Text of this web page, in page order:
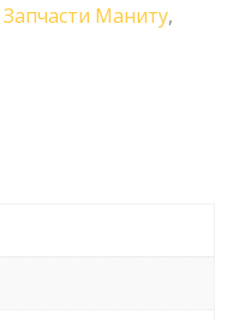
Запчасти Маниту,